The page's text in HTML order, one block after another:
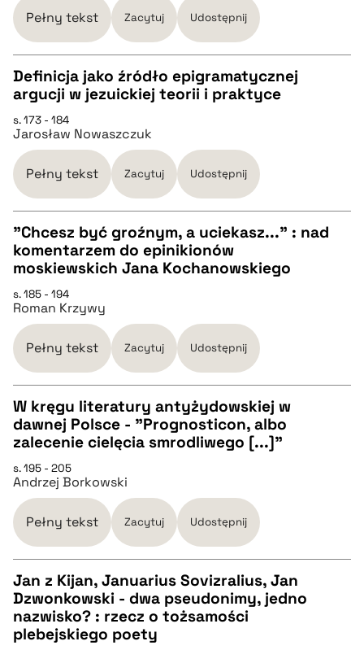
BIBTEX
pobierz cytat
Pełny tekst Zacytuj Udostępnij
CZYSTY TEKST
pobierz cytat
BIBTEX
pobierz cytat
Definicja jako źródło epigramatycznej
argucji w jezuickiej teorii i praktyce
s. 173 - 184
Jarosław Nowaszczuk
Pełny tekst Zacytuj Udostępnij
CZYSTY TEKST
pobierz cytat
BIBTEX
pobierz cytat
"Chcesz być groźnym, a uciekasz..." : nad
komentarzem do epinikionów
moskiewskich Jana Kochanowskiego
s. 185 - 194
Roman Krzywy
Pełny tekst Zacytuj Udostępnij
CZYSTY TEKST
pobierz cytat
BIBTEX
pobierz cytat
W kręgu literatury antyżydowskiej w
dawnej Polsce - "Prognosticon, albo
zalecenie cielęcia smrodliwego [...]"
s. 195 - 205
Andrzej Borkowski
Pełny tekst Zacytuj Udostępnij
CZYSTY TEKST
Jan z Kijan, Januarius Sovizralius, Jan
Dzwonkowski - dwa pseudonimy, jedno
nazwisko? : rzecz o tożsamości
plebejskiego poety